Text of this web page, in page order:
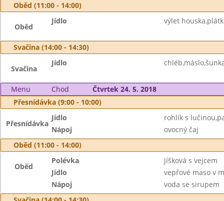
Oběd (11:00 - 14:00)
Oběd
Jídlo výlet
Svačina (14:00 - 14:30)
Svačina
Jídlo
Menu Chod
Čtvrtek 24. 5. 2018
Přesnídávka (9:00 - 10:00)
Přesnídávka
Jídlo
rohlík s
Nápoj
ovocný čaj
Oběd (11:00 - 14:00)
Oběd
Polévka
jíšková s vejcem
Jídlo
vepřové maso v
Nápoj
voda se sirupem